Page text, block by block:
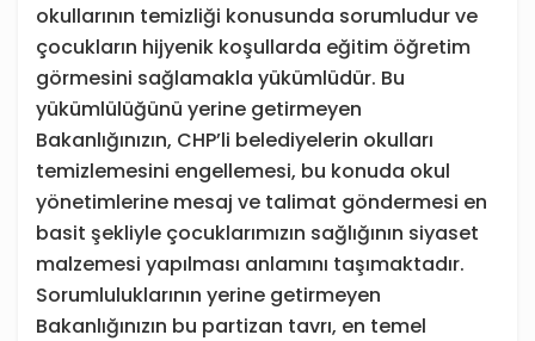
okullarının temizliği konusunda sorumludur ve
çocukların hijyenik koşullarda eğitim öğretim
görmesini sağlamakla yükümlüdür. Bu
yükümlülüğünü yerine getirmeyen
Bakanlığınızın, CHP’li belediyelerin okulları
temizlemesini engellemesi, bu konuda okul
yönetimlerine mesaj ve talimat göndermesi en
basit şekliyle çocuklarımızın sağlığının siyaset
malzemesi yapılması anlamını taşımaktadır.
Sorumluluklarının yerine getirmeyen
Bakanlığınızın bu partizan tavrı, en temel